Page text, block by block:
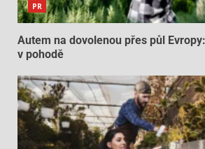
PR
Autem na dovolenou přes půl
v pohodě